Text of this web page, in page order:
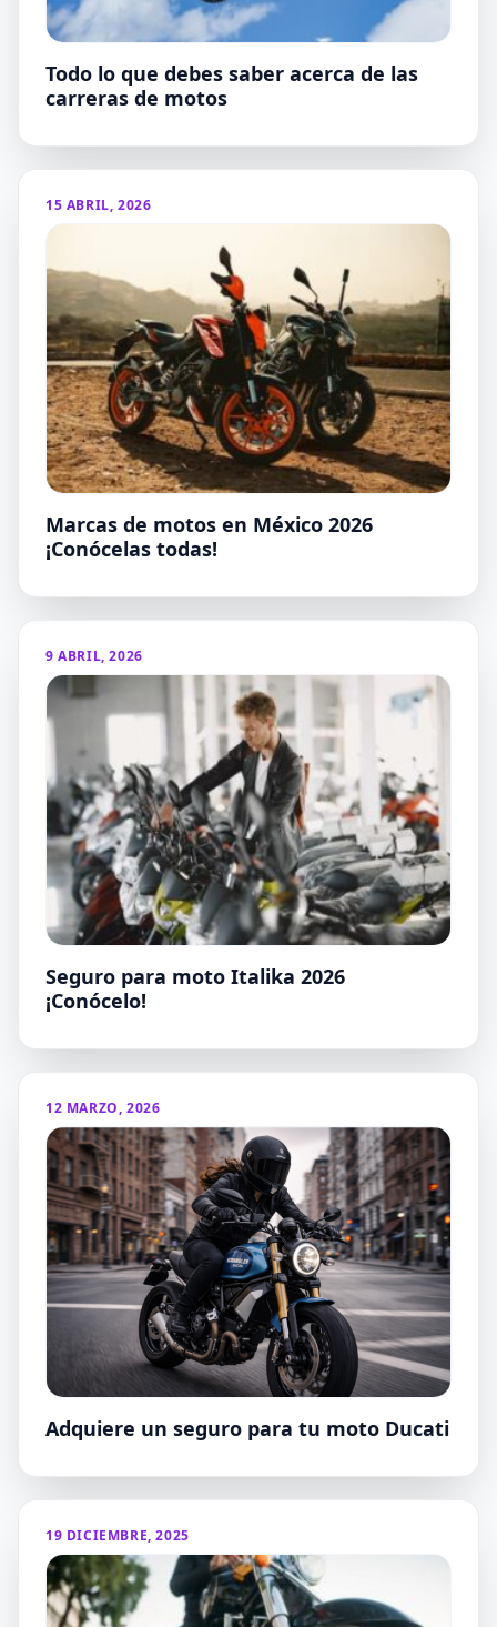
Todo lo que debes saber acerca de las
carreras de motos
15 ABRIL, 2026
Marcas de motos en México 2026
¡Conócelas todas!
9 ABRIL, 2026
Seguro para moto Italika 2026
¡Conócelo!
12 MARZO, 2026
Adquiere un seguro para tu moto Ducati
19 DICIEMBRE, 2025